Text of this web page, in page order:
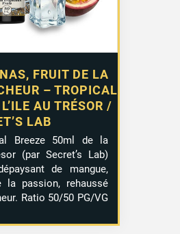
FRUIT DE LA
– TROPICAL
AU TRÉSOR /
LAB
Breeze 50ml de la
(par Secret’s Lab)
de mangue,
passion, rehaussé
Ratio 50/50 PG/VG